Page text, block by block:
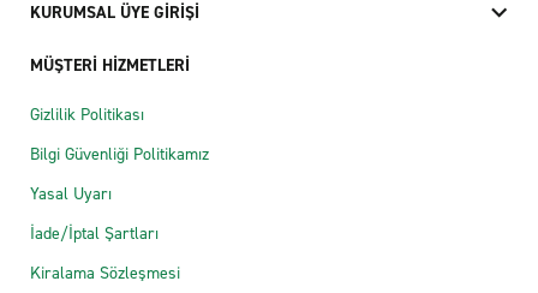
KURUMSAL ÜYE GİRİŞİ
MÜŞTERİ HİZMETLERİ
Gizlilik Politikası
Bilgi Güvenliği Politikamız
Yasal Uyarı
İade/İptal Şartları
Kiralama Sözleşmesi